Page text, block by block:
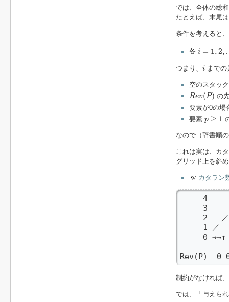
では、全体の総
たとえば、末尾
条件を考えると、
各 i = 1,2,.
= 2 ..
つまり、 iまでの
空のスタッ
Rev(P)
Re (P) の
要素が0の場
要素 p ≥ 1
≥1
なので（辞書順
これは実は、カ
グリッド上を斜
カタラン
4
3
2
1 ／
     0 →→↑
Rev(P)
制約がなければ
では、「与えら